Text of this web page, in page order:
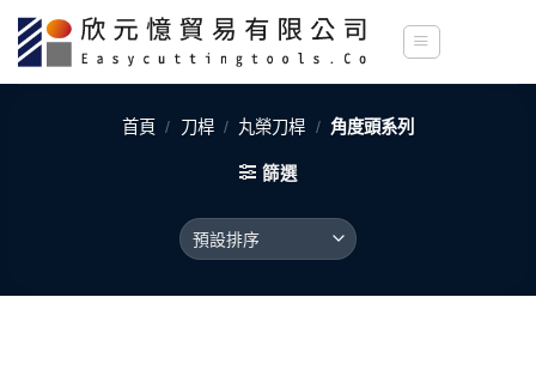
content
首頁 / 刀桿 / 丸榮刀桿 / 角度頭系列
篩選